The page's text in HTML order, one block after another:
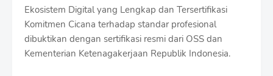
Ekosistem Digital yang Lengkap dan Tersertifikasi
Komitmen Cicana terhadap standar profesional
dibuktikan dengan sertifikasi resmi dari OSS dan
Kementerian Ketenagakerjaan Republik Indonesia.